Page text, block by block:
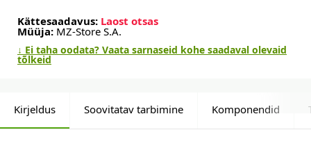
Kättesaadavus: Laost otsas
Müüja: MZ-Store S.A.
↓ Ei taha oodata? Vaata sarnaseid kohe saadaval olevaid
tõlkeid
Kirjeldus Soovitatav tarbimine Komponendid